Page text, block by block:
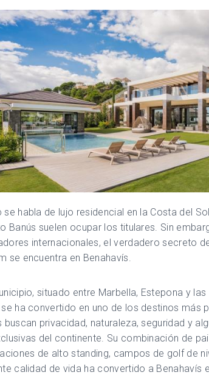
se habla de lujo residencial en la Costa del
Banús suelen ocupar los titulares. Sin
internacionales, el verdadero secreto
se encuentra en Benahavís.
situado entre Marbella, Estepona y
se ha convertido en uno de los destinos más
buscan privacidad, naturaleza, seguridad y
del continente. Su combinación de
de alto standing, campos de golf de
calidad de vida ha convertido a Benahavís